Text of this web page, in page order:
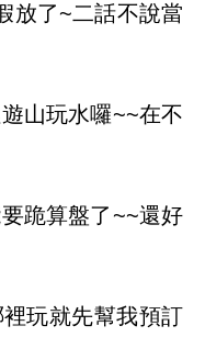
放了~二話不說當
山玩水囉~~在不
跪算盤了~~還好
玩就先幫我預訂